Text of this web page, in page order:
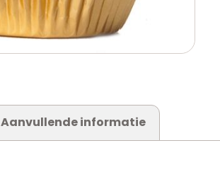
Aanvullende informatie